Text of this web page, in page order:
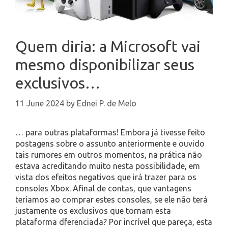
Quem diria: a Microsoft vai
mesmo disponibilizar seus
exclusivos…
11 June 2024 by Ednei P. de Melo
… para outras plataformas! Embora já tivesse feito
postagens sobre o assunto anteriormente e ouvido
tais rumores em outros momentos, na prática não
estava acreditando muito nesta possibilidade, em
vista dos efeitos negativos que irá trazer para os
consoles Xbox. Afinal de contas, que vantagens
teríamos ao comprar estes consoles, se ele não terá
justamente os exclusivos que tornam esta
plataforma dferenciada? Por incrível que pareça, esta